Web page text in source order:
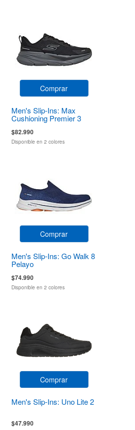
Comprar
Men's Slip-Ins: Max
Cushioning Premier 3
$82.990
Disponible en 2 colores
Comprar
Men's Slip-Ins: Go Walk 8
Pelayo
$74.990
Disponible en 2 colores
Comprar
Men's Slip-Ins: Uno Lite 2
$47.990